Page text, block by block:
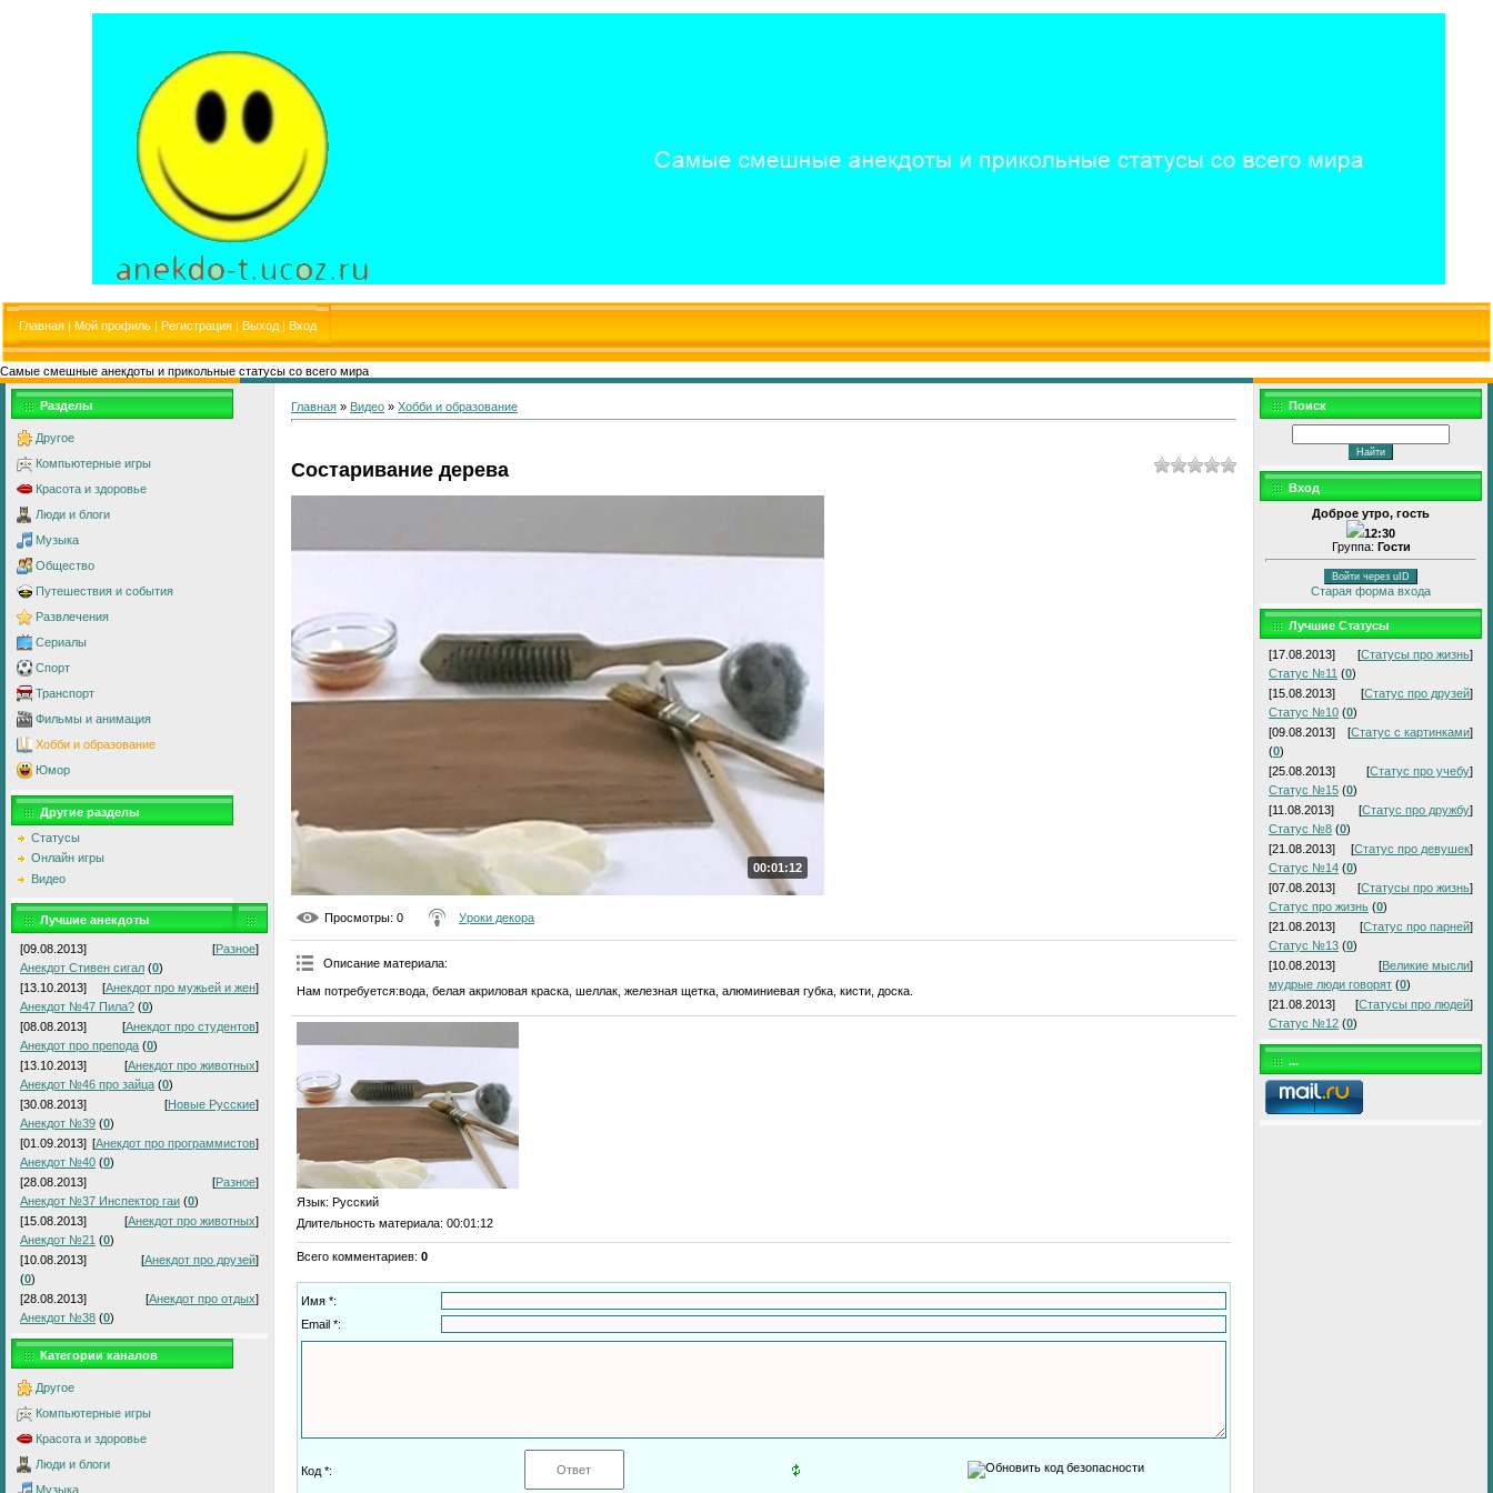
Главная | Мой профиль | Регистрация | Выход | Вход
Самые смешные анекдоты и прикольные статусы со всего мира
Разделы
Другое
Компьютерные игры
Красота и здоровье
Люди и блоги
Музыка
Общество
Путешествия и события
Развлечения
Сериалы
Спорт
Транспорт
Фильмы и анимация
Хобби и образование
Юмор
Другие разделы
Статусы
Онлайн игры
Видео
Лучшие анекдоты
[09.08.2013] [Разное]
Анекдот Стивен сигал (0)
[13.10.2013]
[Анекдот про мужьей и жен]
Анекдот №47 Пила? (0)
[08.08.2013]
[Анекдот про студентов]
Анекдот про препода (0)
[13.10.2013]
[Анекдот про животных]
Анекдот №46 про зайца (0)
[30.08.2013]
[Новые Русские]
Анекдот №39 (0)
[01.09.2013] [Анекдот про программистов]
Анекдот №40 (0)
[28.08.2013]
[Разное]
Анекдот №37 Инспектор гаи (0)
[15.08.2013]
[Анекдот про животных]
Анекдот №21 (0)
[10.08.2013]
[Анекдот про друзей]
(0)
[28.08.2013]
[Анекдот про отдых]
Анекдот №38 (0)
Категории каналов
Другое
Компьютерные игры
Красота и здоровье
Люди и блоги
Музыка
Главная » Видео » Хобби и образование
Состаривание дерева
00:01:12
Просмотры: 0 Уроки декора
Описание материала:
Нам потребуется:вода, белая акриловая краска, шеллак, железная щетка, алюминиевая губка, кисти, доска.
Язык: Русский
Длительность материала: 00:01:12
Всего комментариев: 0
Имя *:
Email *:
Код *:
Поиск
Вход
Доброе утро, гость
12:30
Группа: Гости
Войти через uID
Старая форма входа
Лучшие Статусы
[17.08.2013] [Статусы про жизнь]
Статус №11 (0)
[15.08.2013]
[Статус про друзей]
Статус №10 (0)
[09.08.2013]
[Статус с картинками]
(0)
[25.08.2013]
[Статус про учебу]
Статус №15 (0)
[11.08.2013]
[Статус про дружбу]
Статус №8 (0)
[21.08.2013]
[Статус про девушек]
Статус №14 (0)
[07.08.2013]
[Статусы про жизнь]
Статус про жизнь (0)
[21.08.2013]
[Статус про парней]
Статус №13 (0)
[10.08.2013]
[Великие мысли]
мудрые люди говорят (0)
[21.08.2013]
[Статусы про людей]
Статус №12 (0)
...